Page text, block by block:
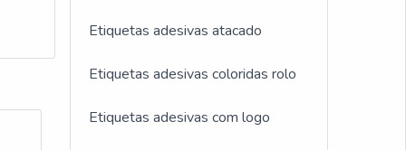
e
do
Etiquetas adesivas atacado
Etiquetas adesivas coloridas rolo
Etiquetas adesivas com logo